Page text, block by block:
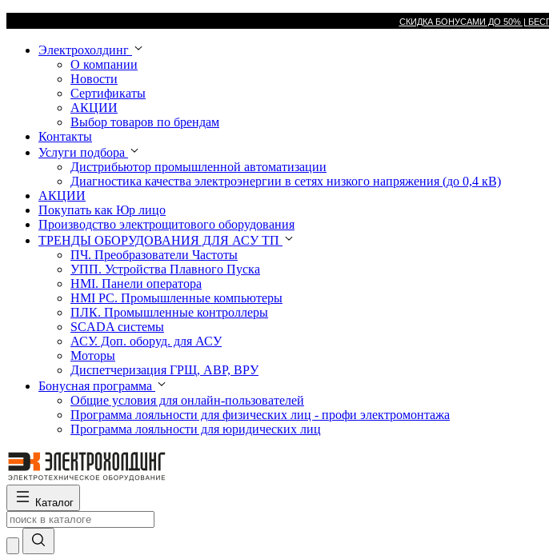
СКИДКА БОНУСАМИ ДО 50% |
Электрохолдинг
О компании
Новости
Сертификаты
АКЦИИ
Выбор товаров по брендам
Контакты
Услуги подбора
Дистрибьютор промышленной автоматизации
Диагностика качества электроэнергии в сетях низкого напряжения (до 0,4 кВ)
АКЦИИ
Покупать как Юр лицо
Производство электрощитового оборудования
ТРЕНДЫ ОБОРУДОВАНИЯ ДЛЯ АСУ ТП
ПЧ. Преобразователи Частоты
УПП. Устройства Плавного Пуска
HMI. Панели оператора
HMI РС. Промышленные компьютеры
ПЛК. Промышленные контроллеры
SCADA системы
АСУ. Доп. оборуд. для АСУ
Моторы
Диспетчеризация ГРЩ, АВР, ВРУ
Бонусная программа
Общие условия для онлайн-пользователей
Программа лояльности для физических лиц - профи электромонтажа
Программа лояльности для юридических лиц
Каталог